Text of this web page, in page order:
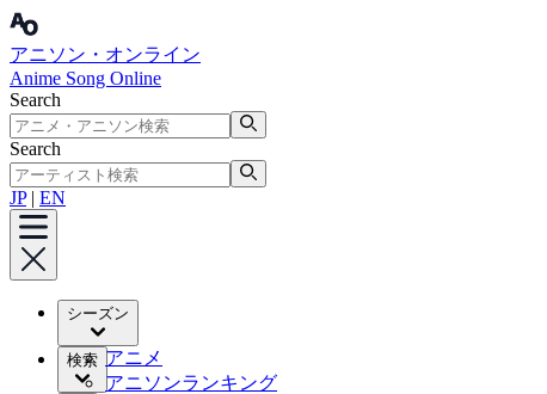
アニソン・オンライン
Anime Song Online
Search
Search
JP| EN
シーズン
アニメ
アニソンランキング
検索